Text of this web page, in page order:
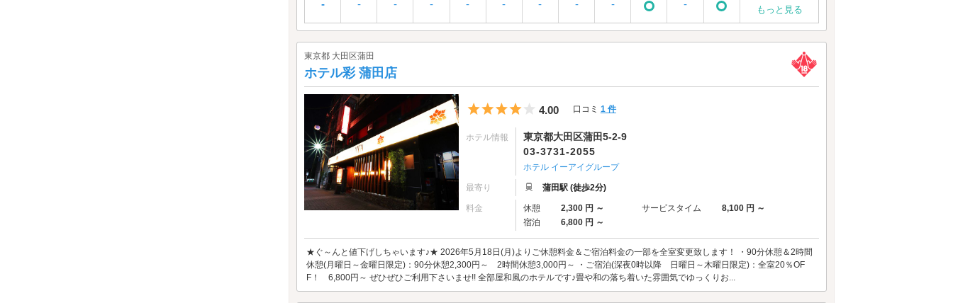
-
-
-
-
-
-
-
-
-
-
もっと見る
東京都 大田区蒲田
ホテル彩 蒲田店
5つ星のうち4
4.00 口コミ 1 件
ホテル情報
東京都大田区蒲田5-2-9
03-3731-2055
ホテル イーアイグループ
最寄り 蒲田駅 (徒歩2分)
料金 休憩 2,300 円 ～ サービスタイム
8,100 円 ～
宿泊
6,800 円 ～
★ぐ～んと値下げしちゃいます♪★ 2026年5月18日(月)よりご休憩料金＆ご宿泊料金の一部を全室変更致します！ ・90分休憩＆2時間
休憩(月曜日～金曜日限定)：90分休憩2,300円～ 2時間休憩3,000円～ ・ご宿泊(深夜0時以降 日曜日～木曜日限定)：全室20％OF
F！ 6,800円～ ぜひぜひご利用下さいませ!! 全部屋和風のホテルです♪畳や和の落ち着いた雰囲気でゆっくりお...